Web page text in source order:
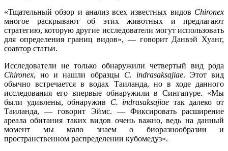
«Тщательный обзор и анализ всех известных видов Chironex
многое раскрывают об этих животных и предлагают
стратегию, которую другие исследователи могут использовать
для определения границ видов», — говорит Данвэй Хуанг,
соавтор статьи.
Исследователи не только обнаружили четвертый вид рода
Chironex, но и нашли образцы C. indrasaksajiae. Этот вид
обычно встречается в водах Таиланда, но в ходе данного
исследования его впервые обнаружили в Сингапуре. «Мы
были удивлены, обнаружив C. indrasaksajiae так далеко от
Таиланда, — говорит Эймс. — Фиксировать расширение
ареала обитания таких видов очень важно, ведь на данный
момент мы мало знаем о биоразнообразии и
пространственном распределении кубомедуз».